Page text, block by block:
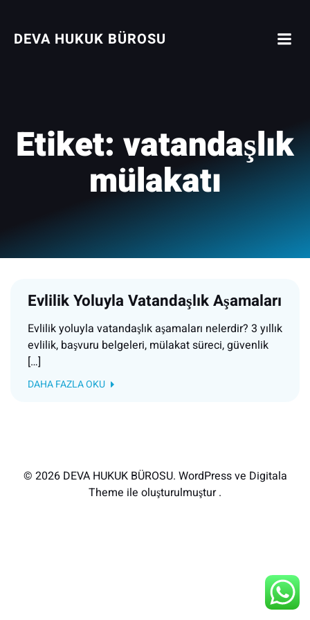
DEVA HUKUK BÜROSU
Etiket: vatandaşlık
mülakatı
Evlilik Yoluyla Vatandaşlık Aşamaları
Evlilik yoluyla vatandaşlık aşamaları nelerdir? 3 yıllık
evlilik, başvuru belgeleri, mülakat süreci, güvenlik
[…]
DAHA FAZLA OKU
© 2026 DEVA HUKUK BÜROSU. WordPress ve Digitala
Theme ile oluşturulmuştur .